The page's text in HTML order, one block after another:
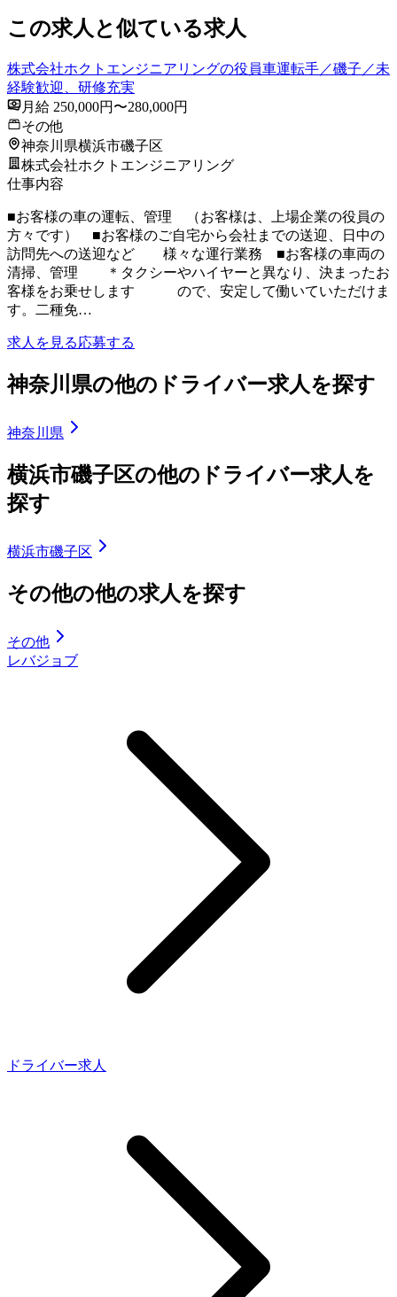
この求人と似ている求人
株式会社ホクトエンジニアリングの役員車運転手／磯子／未
経験歓迎、研修充実
月給 250,000円〜280,000円
その他
神奈川県横浜市磯子区
株式会社ホクトエンジニアリング
仕事内容
■お客様の車の運転、管理 （お客様は、上場企業の役員の
方々です） ■お客様のご自宅から会社までの送迎、日中の
訪問先への送迎など 様々な運行業務 ■お客様の車両の
清掃、管理 ＊タクシーやハイヤーと異なり、決まったお
客様をお乗せします ので、安定して働いていただけま
す。二種免…
求人を見る応募する
神奈川県の他のドライバー求人を探す
神奈川県
横浜市磯子区の他のドライバー求人を
探す
横浜市磯子区
その他の他の求人を探す
その他
レバジョブ
ドライバー求人